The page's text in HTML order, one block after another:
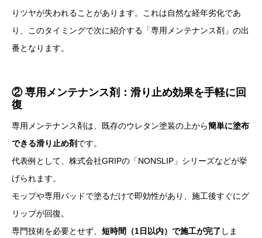
りツヤが失われることがあります。これは自然な経年劣化であ
り、このタイミングで次に紹介する「専用メンテナンス剤」の出
番となります。
② 専用メンテナンス剤：滑り止め効果を手軽に回
復
専用メンテナンス剤は、既存のウレタン塗装の上から簡単に塗布
できる滑り止め剤です。
代表例として、株式会社GRIPの「NONSLIP」シリーズなどが挙
げられます。
モップや専用パッドで塗るだけで即効性があり、施工後すぐにグ
リップが回復。
専門技術を必要とせず、 短時間（1日以内）で施工が完了 しま